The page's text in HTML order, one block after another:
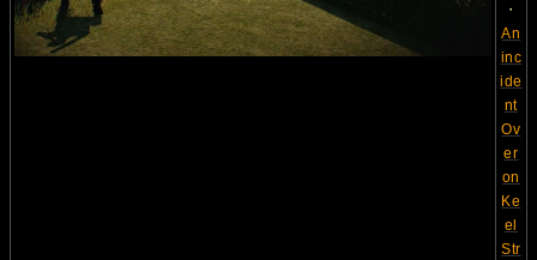
・
An
inc
ide
nt
Ov
er
on
Ke
el
Str